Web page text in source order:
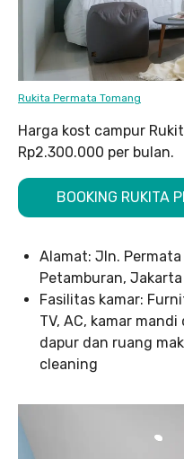
Rukita Permata Tomang
Harga kost campur
Rp2.300.000 per bulan.
BOOKING RUKITA
Alamat: Jln. Permata
Petamburan,
Fasilitas kamar:
TV, AC, kamar
dapur dan ruang
cleaning